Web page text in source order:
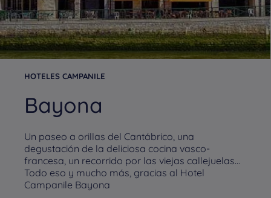
HOTELES CAMPANILE
Bayona
Un paseo a orillas del Cantábrico, una
degustación de la deliciosa cocina vasco-
francesa, un recorrido por las viejas callejuelas...
Todo eso y mucho más, gracias al Hotel
Campanile Bayona